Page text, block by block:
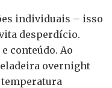
individuais – isso
desperdício.
conteúdo. Ao
overnight